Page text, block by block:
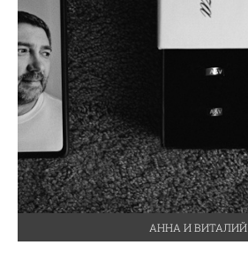
АННА И ВИТАЛИЙ